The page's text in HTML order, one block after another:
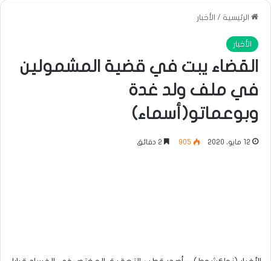
الرئيسية / الأخبار
الأخبار
القضاء يبت في قضية المشمولين
في ملف ولد غدة
وبوعماتو(أسماء)
12 مايو، 2020 905